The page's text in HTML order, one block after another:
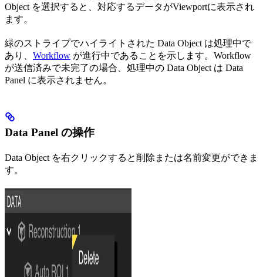
Object を選択すると、対応するデータがViewportに表示され
ます。
緑のストライプでハイライトされた Data Object は処理中で
あり、 Workflow が進行中であることを示します。Workflow
が送信済みで未完了の場合、処理中の Data Object は Data
Panel に表示されません。
Data Panel の操作
Data Object を右クリックすると削除または名前変更ができま
す。